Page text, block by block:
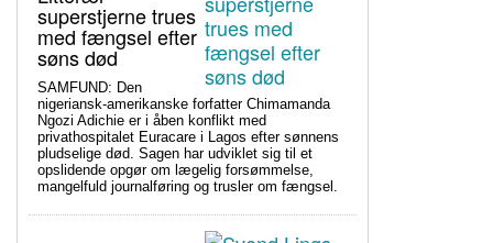
superstjerne trues
med fængsel efter
søns død
SAMFUND: Den
nigeriansk-amerikanske forfatter Chimamanda
Ngozi Adichie er i åben konflikt med
privathospitalet Euracare i Lagos efter sønnens
pludselige død. Sagen har udviklet sig til et
opslidende opgør om lægelig forsømmelse,
mangelfuld journalføring og trusler om fængsel.